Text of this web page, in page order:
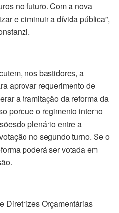
no futuro. Com a nova
e diminuir a dívida pública”,
nos bastidores, a
aprovar requerimento de
a tramitação da reforma da
porque o regimento interno
plenário entre a
no segundo turno. Se o
poderá ser votada em
Diretrizes Orçamentárias